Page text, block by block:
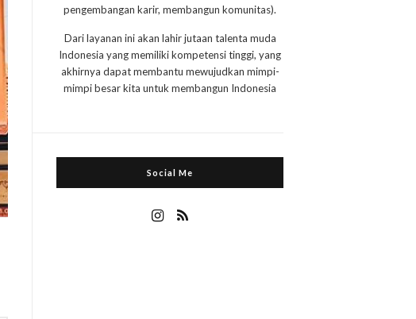
pengembangan karir, membangun komunitas).
Dari layanan ini akan lahir jutaan talenta muda
Indonesia yang memiliki kompetensi tinggi, yang
akhirnya dapat membantu mewujudkan mimpi-
mimpi besar kita untuk membangun Indonesia
Social Me